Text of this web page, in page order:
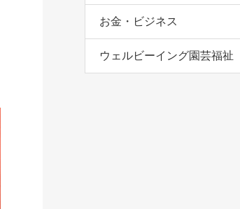
お金・ビジネス
ウェルビーイング園芸福祉